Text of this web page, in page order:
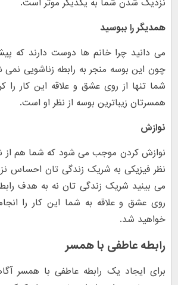
نزدیک شدن شما به یکدیگر موثر است.
همدیگر را ببوسید
می دانید چرا خانم ها دوست دارند که
چون این بوسه منجر به رابطه زناشویی
شما تنها از روی عشق و علاقه این کار را
همسرتان زیباترین بوسه از نظر او است.
نوازش
نوازش کردن موجب می شود که شما هم از
نظر فیزیکی به شریک زندگی تان احساس
می بینید شریک زندگی تان نه به هدف
روی عشق و علاقه به شما این کار را
خواهید شد.
رابطه عاطفی با همسر
برای ایجاد یک رابطه عاطفی با همسر